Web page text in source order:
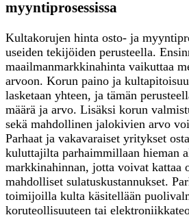
myyntiprosessissa
Kultakorujen hinta osto- ja
useiden tekijöiden perusteella.
maailmanmarkkinahinta vaikuttaa
arvoon. Korun paino ja
lasketaan yhteen, ja tämän
määrä ja arvo. Lisäksi korun
sekä mahdollinen jalokivien arvo
Parhaat ja vakavaraiset yritykset
kuluttajilta parhaimmillaan hieman
markkinahinnan, jotta voivat kattaa
mahdolliset sulatuskustannukset.
toimijoilla kulta käsitellään
koruteollisuuteen tai